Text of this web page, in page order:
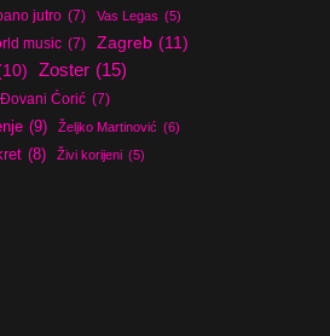
jutro (7) Vas Legas (5)
music (7) Zagreb (11)
Zoster (15)
Đovani Ćorić (7)
(9) Željko Martinović (6)
(8) Živi korijeni (5)